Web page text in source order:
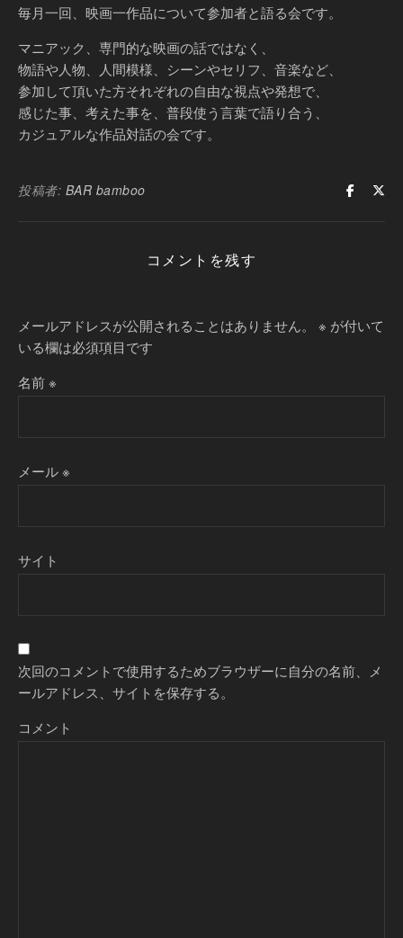
毎月一回、映画一作品について参加者と語る会です。
マニアック、専門的な映画の話ではなく、
物語や人物、人間模様、シーンやセリフ、音楽など、
参加して頂いた方それぞれの自由な視点や発想で、
感じた事、考えた事を、普段使う言葉で語り合う、
カジュアルな作品対話の会です。
投稿者: BAR bamboo
コメントを残す
メールアドレスが公開されることはありません。 ※ が付いて
いる欄は必須項目です
名前※
メール※
サイト
次回のコメントで使用するためブラウザーに自分の名前、メ
ールアドレス、サイトを保存する。
コメント